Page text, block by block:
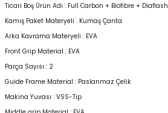
Ticari Boş Ürün Adı : Full Carbon + Biofibre + Diaflash
Kamış Paket Materyeli : Kumaş Çanta
Arka Kavrama Materyeli : EVA
Front Grip Material : EVA
Parça Sayısı : 2
Guide Frame Material : Paslanmaz Çelik
Makina Yuvası : VSS-Tip